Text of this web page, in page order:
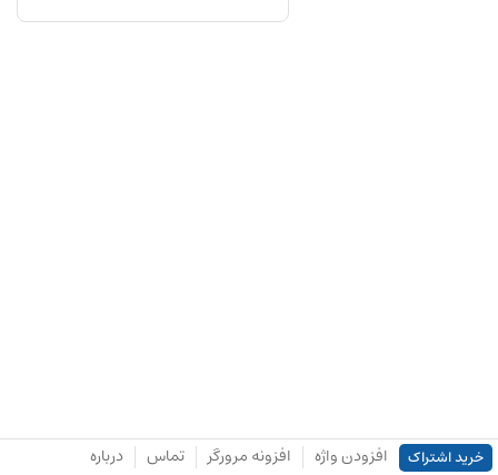
خرید اشتراک افزودن واژه افزونه مرورگر تماس درباره